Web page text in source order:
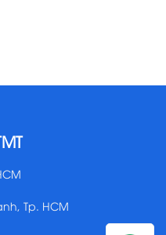
Tp. HCM